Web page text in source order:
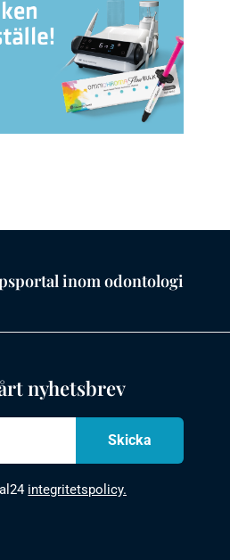
inom odontologi
nyhetsbrev
integritetspolicy.